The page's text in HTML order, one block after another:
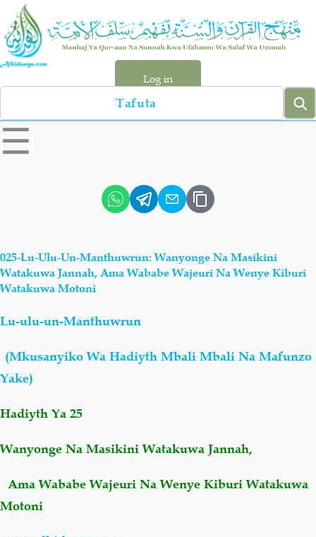
Skip
main
content
Log in
Search
left
sidebar
☰
Hadiyth
Aqiydah Manhaj
Salaf Wa Ummah Firaq-Makundi
Akhlaaq-Aadaab Raqaaiq
025-Lu-Ulu-Un-Manthuwrun: Wanyonge Na Masikini
Watakuwa Jannah, Ama Wababe Wajeuri Na Wenye Kiburi
Watakuwa Motoni
Lu-ulu-un-Manthuwrun
(Mkusanyiko Wa Hadiyth Mbali Mbali Na Mafunzo
Yake)
Hadiyth Ya 25
Wanyonge Na Masikini Watakuwa Jannah,
Ama Wababe Wajeuri Na Wenye Kiburi Watakuwa
Motoni